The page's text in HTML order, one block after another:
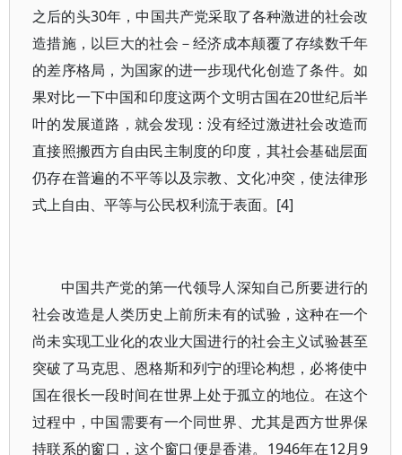
之后的头30年，中国共产党采取了各种激进的社会改
造措施，以巨大的社会－经济成本颠覆了存续数千年
的差序格局，为国家的进一步现代化创造了条件。如
果对比一下中国和印度这两个文明古国在20世纪后半
叶的发展道路，就会发现：没有经过激进社会改造而
直接照搬西方自由民主制度的印度，其社会基础层面
仍存在普遍的不平等以及宗教、文化冲突，使法律形
式上自由、平等与公民权利流于表面。[4]
中国共产党的第一代领导人深知自己所要进行的
社会改造是人类历史上前所未有的试验，这种在一个
尚未实现工业化的农业大国进行的社会主义试验甚至
突破了马克思、恩格斯和列宁的理论构想，必将使中
国在很长一段时间在世界上处于孤立的地位。在这个
过程中，中国需要有一个同世界、尤其是西方世界保
持联系的窗口，这个窗口便是香港。1946年在12月9